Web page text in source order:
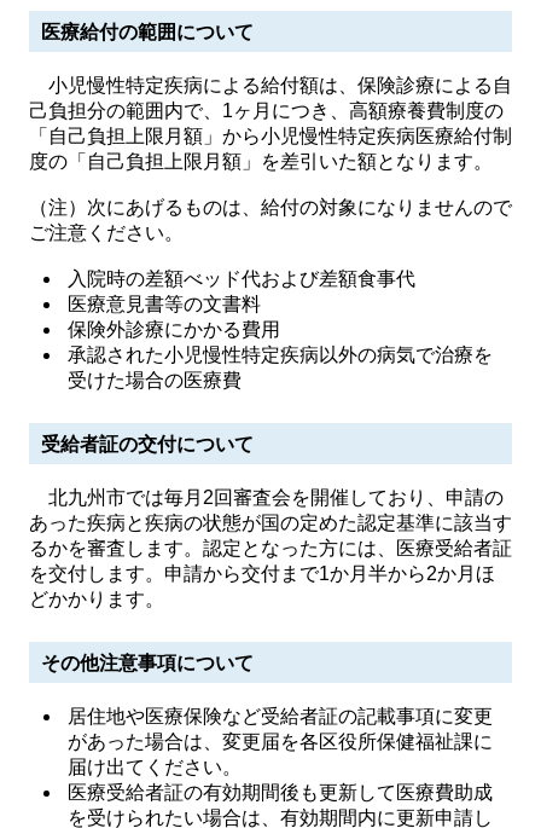
医療給付の範囲について
小児慢性特定疾病による給付額は、保険診療による自
己負担分の範囲内で、1ヶ月につき、高額療養費制度の
「自己負担上限月額」から小児慢性特定疾病医療給付制
度の「自己負担上限月額」を差引いた額となります。
（注）次にあげるものは、給付の対象になりませんので
ご注意ください。
入院時の差額べッド代および差額食事代
医療意見書等の文書料
保険外診療にかかる費用
承認された小児慢性特定疾病以外の病気で治療を
受けた場合の医療費
受給者証の交付について
北九州市では毎月2回審査会を開催しており、申請の
あった疾病と疾病の状態が国の定めた認定基準に該当す
るかを審査します。認定となった方には、医療受給者証
を交付します。申請から交付まで1か月半から2か月ほ
どかかります。
その他注意事項について
居住地や医療保険など受給者証の記載事項に変更
があった場合は、変更届を各区役所保健福祉課に
届け出てください。
医療受給者証の有効期間後も更新して医療費助成
を受けられたい場合は、有効期間内に更新申請し